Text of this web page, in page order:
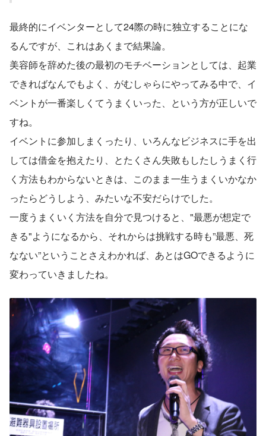
最終的にイベンターとして24際の時に独立することにな
るんですが、これはあくまで結果論。
美容師を辞めた後の最初のモチベーションとしては、起業
できればなんでもよく、がむしゃらにやってみる中で、イ
ベントが一番楽しくてうまくいった、という方が正しいで
すね。
イベントに参加しまくったり、いろんなビジネスに手を出
しては借金を抱えたり、とたくさん失敗もしたしうまく行
く方法もわからないときは、このまま一生うまくいかなか
ったらどうしよう、みたいな不安だらけでした。
一度うまくいく方法を自分で見つけると、"最悪が想定で
きる"ようになるから、それからは挑戦する時も”最悪、死
なない”ということさえわかれば、あとはGOできるように
変わっていきましたね。